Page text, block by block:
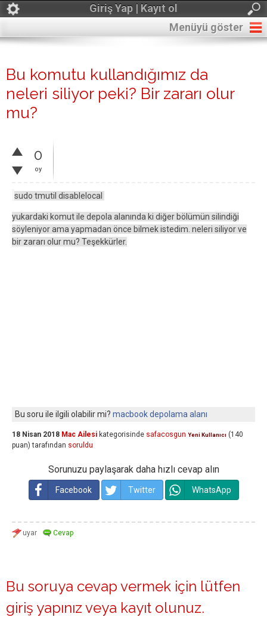
Giriş Yap | Kayıt ol
Menüyü göster
Bu komutu kullandığımız da
neleri siliyor peki? Bir zararı olur
mu?
0
oy
sudo tmutil disablelocal
yukardaki komut ile depola alanında ki diğer bölümün silindiği
söyleniyor ama yapmadan önce bilmek istedim. neleri siliyor ve
bir zararı olur mu? Teşekkürler.
Bu soru ile ilgili olabilir mi? macbook depolama alanı
18 Nisan 2018 Mac Ailesi kategorisinde safacosgun Yeni Kullanıcı (140
puan) tarafından soruldu
Sorunuzu paylaşarak daha hızlı cevap alın
Facebook Twitter WhatsApp
Bu soruya cevap vermek için lütfen
giriş yapınız veya kayıt olunuz.